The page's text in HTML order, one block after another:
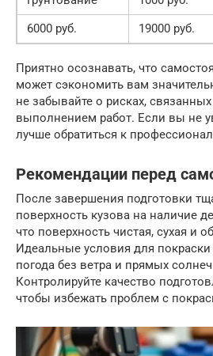
6000 руб.
19000 руб.
Приятно осознавать, что
может сэкономить вам
не забывайте о рисках,
выполнением работ. Если вы не
лучше обратиться к
Рекомендации перед
После завершения подготовки
поверхность кузова на наличие
что поверхность чистая, сухая и
Идеальные условия для покраски
погода без ветра и прямых
Контролируйте качество
чтобы избежать проблем с